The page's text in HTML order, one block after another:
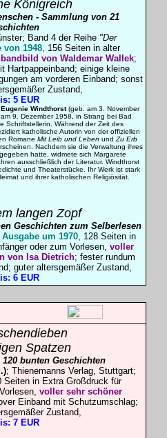
Königreich
- Sammlung von 21
Band 4 der Reihe "Der
von 1948, 156 Seiten in alter
von Waldemar Wallek;
Hartpappeinband; einige kleine
am vorderen Einband; sonst
Zustand,
5 EUR
Windthorst(geb. am 3. November
9. Dezember 1958, in Strang bei Bad
Schriftstellerin. Während der Zeit des
katholische Autorin von der offiziellen
Romane Mit Leib und Leben und Zu Erb
Nachdem sie die Verwaltung ihres
hatte, widmete sich Margarete
ausschließlich der Literatur. Windthorst
und Theaterstücke. Ihr Werk ist stark
und ihrer katholischen Religiösität.
langen Zopf
Geschichten zum Selberlesen
Ausgabe um 1970, 128 Seiten in
oder zum Vorlesen, voller
von Isa Dietrich; fester rundum
guter altersgemäßer Zustand,
6 EUR
Spatzen
bunten Geschichten
; Thienemanns Verlag, Stuttgart;
Seiten in Extra Großdruck für
voller sehr schöner
Einband mit Schutzumschlag;
Zustand,
7 EUR